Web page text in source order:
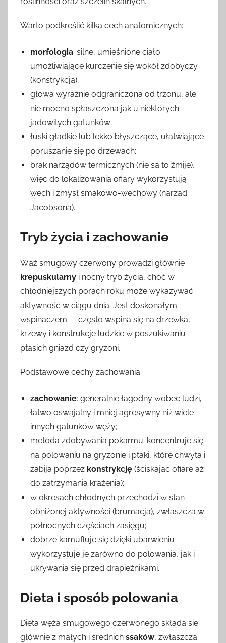
Warto podkreślić kilka cech anatomicznych:
morfologia: silne, umięśnione ciało
umożliwiające kurczenie się wokół zdobyczy
(konstrykcja);
głowa wyraźnie odgraniczona od trzonu, ale
nie mocno spłaszczona jak u niektórych
jadowitych gatunków;
łuski gładkie lub lekko błyszczące, ułatwiające
poruszanie się po drzewach;
brak narządów termicznych (nie są to żmije),
więc do lokalizowania ofiary wykorzystują
węch i zmysł smakowo-węchowy (narząd
Jacobsona).
Tryb życia i zachowanie
Wąż smugowy czerwony prowadzi głównie
krepuskularny i nocny tryb życia, choć w
chłodniejszych porach roku może wykazywać
aktywność w ciągu dnia. Jest doskonałym
wspinaczem — często wspina się na drzewka,
krzewy i konstrukcje ludzkie w poszukiwaniu
ptasich gniazd czy gryzoni.
Podstawowe cechy zachowania:
zachowanie: generalnie łagodny wobec ludzi,
łatwo oswajalny i mniej agresywny niż wiele
innych gatunków węży;
metoda zdobywania pokarmu: koncentruje się
na polowaniu na gryzonie i ptaki, które chwyta i
zabija poprzez konstrykcję (ściskając ofiarę aż
do zatrzymania krążenia);
w okresach chłodnych przechodzi w stan
obniżonej aktywności (brumacja), zwłaszcza w
północnych częściach zasięgu;
dobrze kamufluje się dzięki ubarwieniu —
wykorzystuje je zarówno do polowania, jak i
ukrywania się przed drapieżnikami.
Dieta i sposób polowania
Dieta węża smugowego czerwonego składa się
głównie z małych i średnich ssaków, zwłaszcza